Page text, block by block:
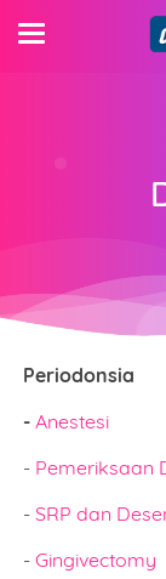
Periodonsia
-Anestesi
- Pemeriksaan
-SRP dan
-Gingivectomy